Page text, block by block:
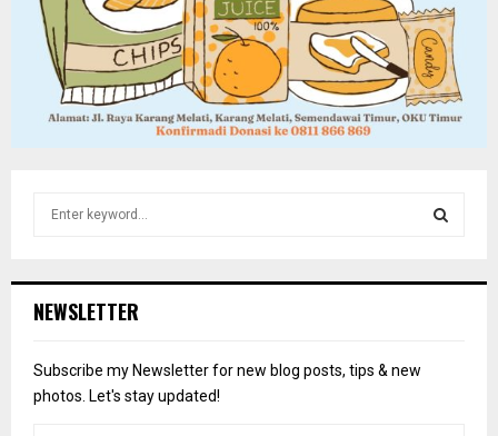
h
o
r
NEWSLETTER
Subscribe my Newsletter for new blog posts, tips & new
photos. Let's stay updated!